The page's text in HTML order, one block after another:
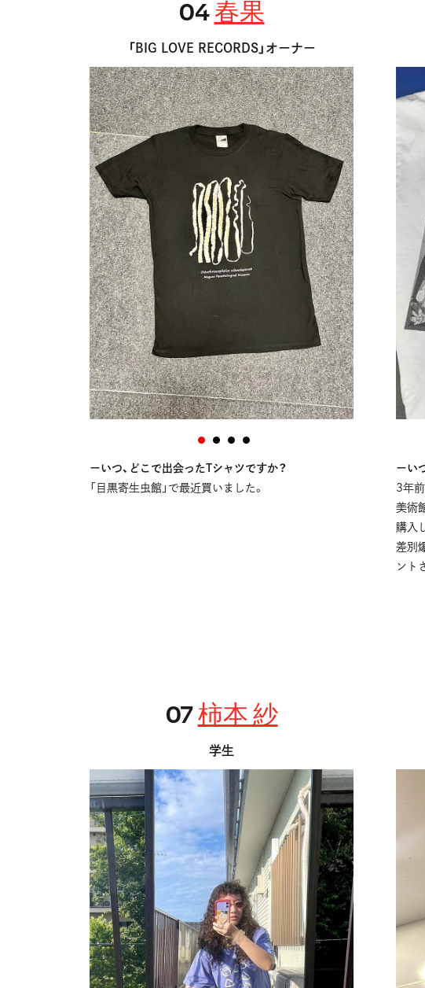
04 春果
「BIG LOVE RECORDS」オーナー
ーいつ、どこで出会ったTシャツですか？
「目黒寄生虫館」で最近買いました。
ーい
3年
美術
購入
差別
ント
07柿本 紗
学生